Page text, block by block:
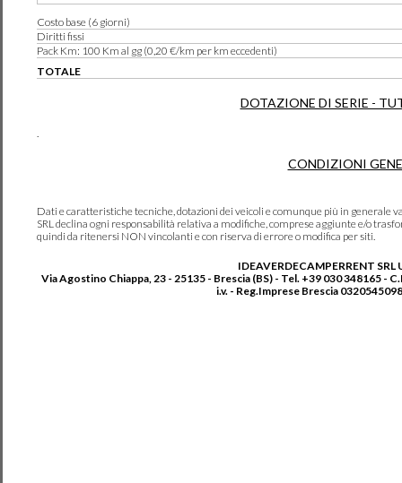
Costo base (6 giorni)
Diritti fissi
Pack Km: 100 Km al gg (0,20 €/km per km eccedenti)
TOTALE
DOTAZIONE DI SERIE -
.
CONDIZIONI
Dati e caratteristiche tecniche, dotazioni dei veicoli e comunque più in generale
SRL declina ogni responsabilità relativa a modifiche, comprese aggiunte e/o
quindi da ritenersi NON vincolanti e con riserva di errore o modifica per siti.
IDEAVERDECAMPERRENT SRL
Via Agostino Chiappa, 23 - 25135 - Brescia (BS) - Tel. +39 030 348165 -
i.v. - Reg.Imprese Brescia